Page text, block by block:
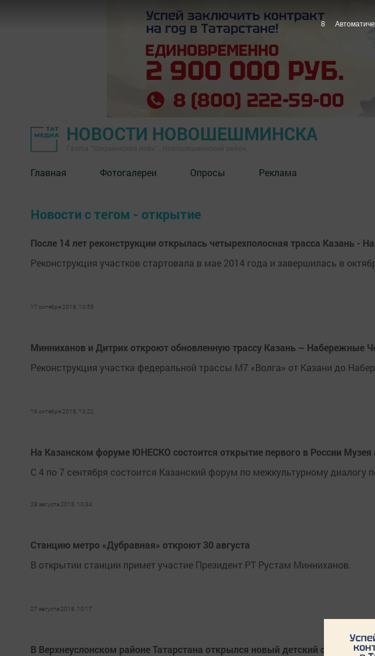
НОВОСТИ НОВОШЕШМИНСКА
Главная Фотогалереи Опросы Реклама
Новости с тегом - открытие
После 14 лет реконструкции открылась четырехполосная трасса Казань -
Реконструкция участков стартовала в мае 2014 года и завершилась в
17 октября 2018, 10:55
Минниханов и Дитрих откроют обновленную трассу Казань – Набережные
Реконструкция участка федеральной трассы М7 «Волга» от Казани до
16 октября 2018, 13:22
На Казанском форуме ЮНЕСКО состоится открытие первого в России Музея
С 4 по 7 сентября состоится Казанский форум по межкультурному
28 августа 2018, 10:34
Станцию метро «Дубравная» откроют 30 августа
В открытии станции примет участие Президент РТ Рустам Минниханов.
27 августа 2018, 10:17
В Верхнеуслонском районе Татарстана открылся новый детский сад на 50
7